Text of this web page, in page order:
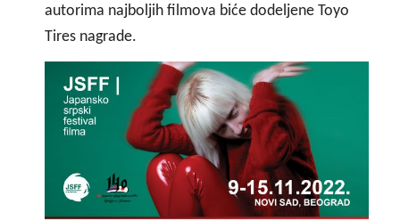
autorima najboljih filmova biće dodeljene Toyo
Tires nagrade.